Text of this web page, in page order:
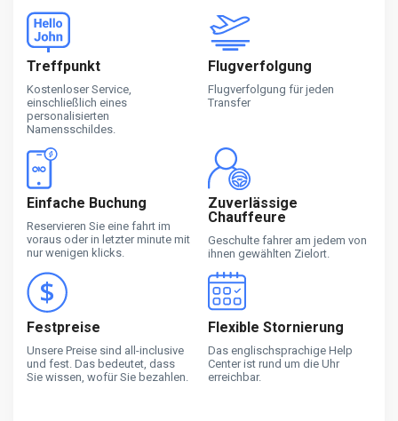
Treffpunkt
Kostenloser Service,
einschließlich eines
personalisierten
Namensschildes.
Flugverfolgung
Flugverfolgung für jeden
Transfer
Einfache Buchung
Reservieren Sie eine fahrt im
voraus oder in letzter minute mit
nur wenigen klicks.
Zuverlässige
Chauffeure
Geschulte fahrer am jedem von
ihnen gewählten Zielort.
Festpreise
Unsere Preise sind all-inclusive
und fest. Das bedeutet, dass
Sie wissen, wofür Sie bezahlen.
Flexible Stornierung
Das englischsprachige Help
Center ist rund um die Uhr
erreichbar.